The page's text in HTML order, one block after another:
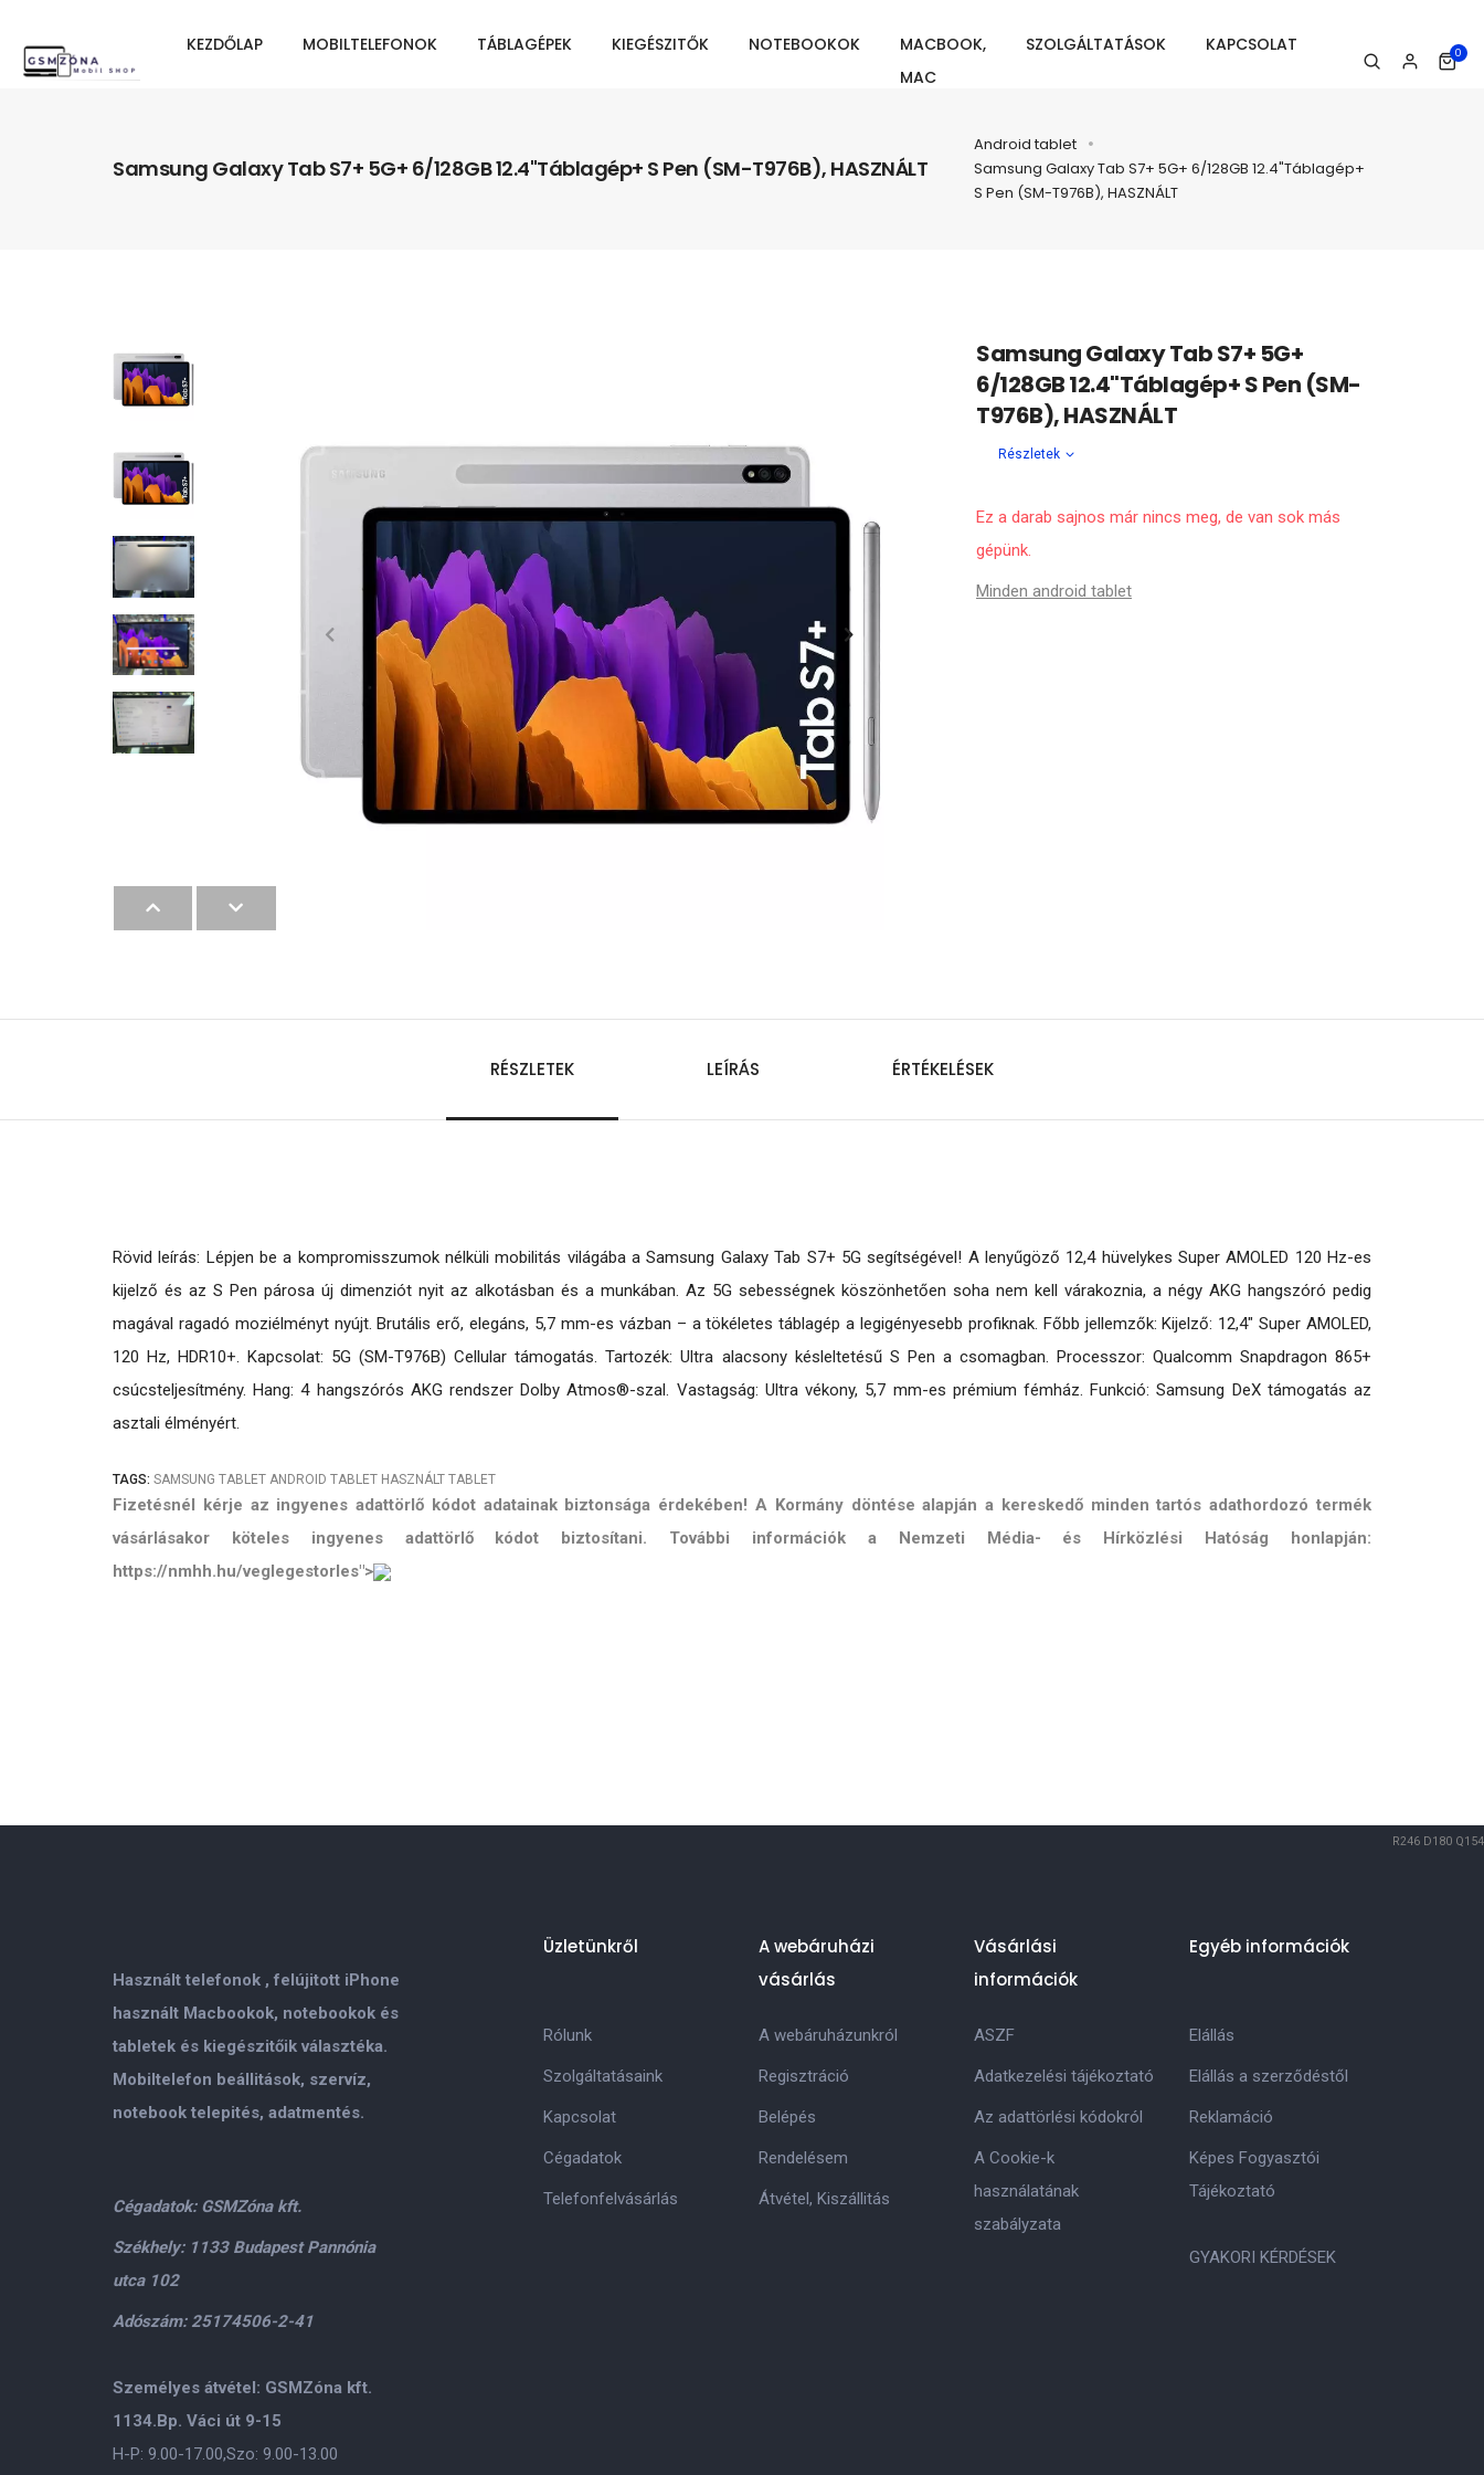
KEZDŐLAP MOBILTELEFONOK TÁBLAGÉPEK KIEGÉSZITŐK NOTEBOOKOK
MACBOOK,
MAC
SZOLGÁLTATÁSOK KAPCSOLAT 0
Samsung Galaxy Tab S7+ 5G+ 6/128GB 12.4"Táblagép+ S Pen (SM-T976B), HASZNÁLT
Android tablet
Samsung Galaxy Tab S7+ 5G+ 6/128GB 12.4"Táblagép+
S Pen (SM-T976B), HASZNÁLT
Samsung Galaxy Tab S7+ 5G+
6/128GB 12.4"Táblagép+ S Pen (SM-
T976B), HASZNÁLT
Részletek
Ez a darab sajnos már nincs meg, de van sok más
gépünk.
Minden android tablet
RÉSZLETEK LEÍRÁS ÉRTÉKELÉSEK
Rövid leírás: Lépjen be a kompromisszumok nélküli mobilitás világába a Samsung Galaxy Tab S7+ 5G segítségével! A lenyűgöző 12,4 hüvelykes Super AMOLED 120 Hz-es
kijelző és az S Pen párosa új dimenziót nyit az alkotásban és a munkában. Az 5G sebességnek köszönhetően soha nem kell várakoznia, a négy AKG hangszóró pedig
magával ragadó moziélményt nyújt. Brutális erő, elegáns, 5,7 mm-es vázban – a tökéletes táblagép a legigényesebb profiknak. Főbb jellemzők: Kijelző: 12,4" Super AMOLED,
120 Hz, HDR10+. Kapcsolat: 5G (SM-T976B) Cellular támogatás. Tartozék: Ultra alacsony késleltetésű S Pen a csomagban. Processzor: Qualcomm Snapdragon 865+
csúcsteljesítmény. Hang: 4 hangszórós AKG rendszer Dolby Atmos®-szal. Vastagság: Ultra vékony, 5,7 mm-es prémium fémház. Funkció: Samsung DeX támogatás az
asztali élményért.
TAGS: SAMSUNG TABLET ANDROID TABLET HASZNÁLT TABLET
Fizetésnél kérje az ingyenes adattörlő kódot adatainak biztonsága érdekében! A Kormány döntése alapján a kereskedő minden tartós adathordozó termék
vásárlásakor köteles ingyenes adattörlő kódot biztosítani. További információk a Nemzeti Média- és Hírközlési Hatóság honlapján:
https://nmhh.hu/veglegestorles">
R246 D180 Q154
Használt telefonok , felújitott iPhone
használt Macbookok, notebookok és
tabletek és kiegészitőik választéka.
Mobiltelefon beállitások, szervíz,
notebook telepités, adatmentés.
Cégadatok: GSMZóna kft.
Székhely: 1133 Budapest Pannónia
utca 102
Adószám: 25174506-2-41
Személyes átvétel: GSMZóna kft.
1134.Bp. Váci út 9-15
H-P: 9.00-17.00,Szo: 9.00-13.00
Üzletünkről
Rólunk
Szolgáltatásaink
Kapcsolat
Cégadatok
Telefonfelvásárlás
A webáruházi
vásárlás
A webáruházunkról
Regisztráció
Belépés
Rendelésem
Átvétel, Kiszállitás
Vásárlási
információk
ASZF
Adatkezelési tájékoztató
Az adattörlési kódokról
A Cookie-k
használatának
szabályzata
Egyéb információk
Elállás
Elállás a szerződéstől
Reklamáció
Képes Fogyasztói
Tájékoztató
GYAKORI KÉRDÉSEK